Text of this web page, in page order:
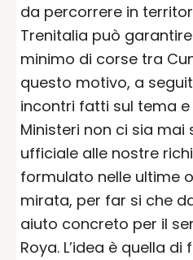
da percorrere in
Trenitalia può
minimo di corse tra
questo motivo, a
incontri fatti sul tema
Ministeri non ci sia
ufficiale alle nostre
formulato nelle ultime
mirata, per far si che
aiuto concreto per il
Roya. L’idea è quella